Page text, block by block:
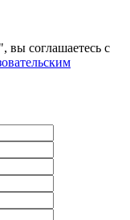
вы соглашаетесь с